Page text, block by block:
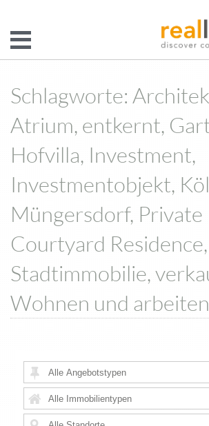
Schlagworte:
Atrium, entkernt,
Hofvilla, Investment,
Investmentobjekt,
Müngersdorf, Private
Courtyard Residence,
Stadtimmobilie,
Wohnen und arbeiten